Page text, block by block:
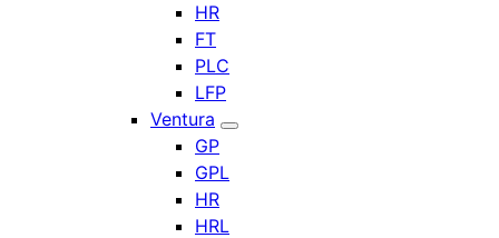
HR
FT
PLC
LFP
Ventura
GP
GPL
HR
HRL